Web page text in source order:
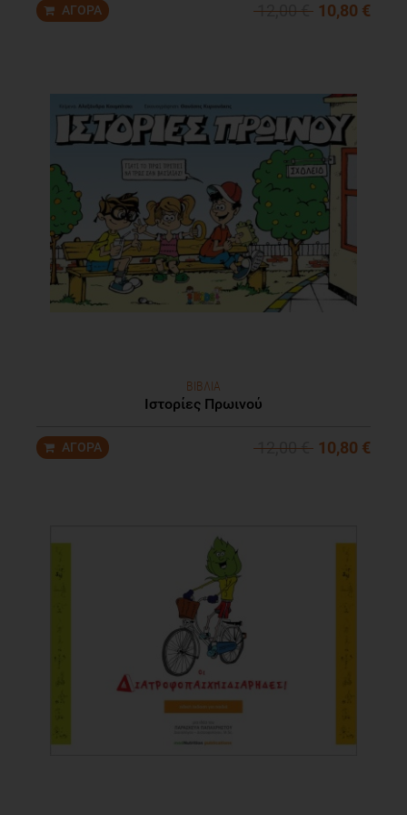
12,00 € 10,80 €
ΒΙΒΛΙΑ
Ιστορίες Πρωινού
12,00 € 10,80 €